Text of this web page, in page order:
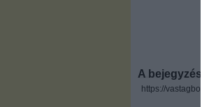
A bejegyzés
https://